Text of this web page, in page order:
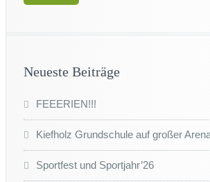
Neueste Beiträge
FEEERIEN!!!
Kiefholz Grundschule auf großer
Sportfest und Sportjahr’26